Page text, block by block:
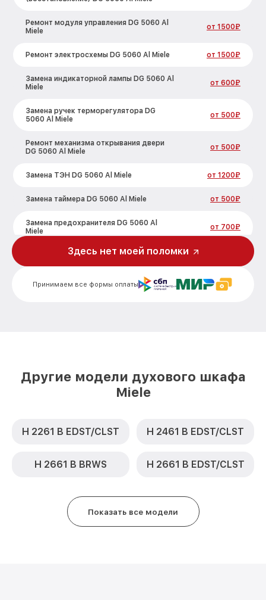
Ремонт модуля управления DG 5060 Al
Miele
от 1500₽
Ремонт электросхемы DG 5060 Al Miele от 1500₽
Замена индикаторной лампы DG 5060 Al
Miele
от 600₽
Замена ручек терморегулятора DG
5060 Al Miele
от 500₽
Ремонт механизма открывания двери
DG 5060 Al Miele
от 500₽
Замена ТЭН DG 5060 Al Miele от 1200₽
Замена таймера DG 5060 Al Miele от 500₽
Замена предохранителя DG 5060 Al
Miele
от 700₽
Замена шнура питания DG 5060 Al Miele
Замена термодатчика DG 5060 Al Miele от 900₽
Принимаем все формы оплаты
Здесь нет моей поломки
Другие модели духового шкафа
Miele
H 2261 B EDST/CLST H 2461 B EDST/CLST
H 2661 B BRWS H 2661 B EDST/CLST
Показать все модели